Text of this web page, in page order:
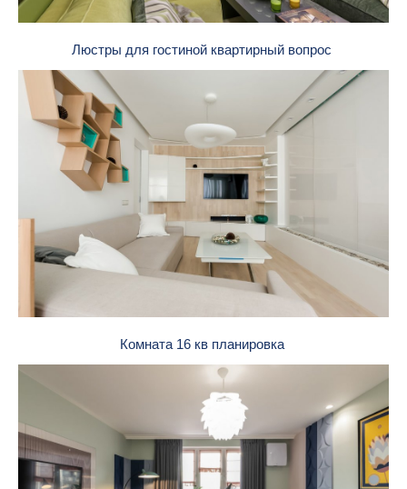
Люстры для гостиной квартирный вопрос
Комната 16 кв планировка